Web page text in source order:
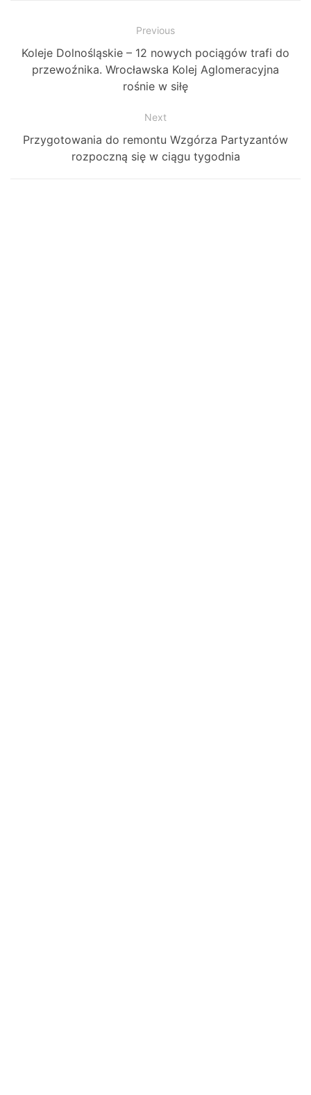
wpisy
Previous
Previous
post:
Koleje Dolnośląskie – 12 nowych pociągów trafi do
przewoźnika. Wrocławska Kolej Aglomeracyjna
rośnie w siłę
Next
Next
Przygotowania do remontu Wzgórza Partyzantów
rozpoczną się w ciągu tygodnia